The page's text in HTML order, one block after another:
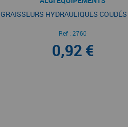
GRAISSEURS HYDRAULIQUES
Ref : 2760
0,92 €